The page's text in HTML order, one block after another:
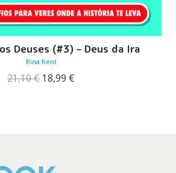
Deuses (#3) – Deus da Ira
Rina Kent
21,10€ O
18,99 €